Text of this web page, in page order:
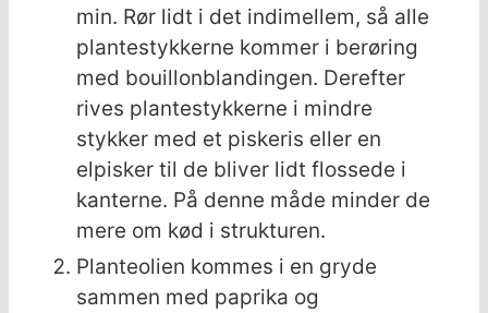
min. Rør lidt i det indimellem, så alle
plantestykkerne kommer i berøring
med bouillonblandingen. Derefter
rives plantestykkerne i mindre
stykker med et piskeris eller en
elpisker til de bliver lidt flossede i
kanterne. På denne måde minder de
mere om kød i strukturen.
Planteolien kommes i en gryde
sammen med paprika og